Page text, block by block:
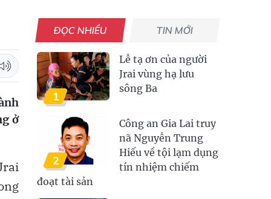
ở
ĐỌC NHIỀU TIN MỚI
1
Lễ tạ ơn của người
Jrai vùng hạ lưu
sông Ba
2
Công an Gia Lai truy
nã Nguyễn Trung
Hiếu về tội lạm dụng
tín nhiệm chiếm
đoạt tài sản